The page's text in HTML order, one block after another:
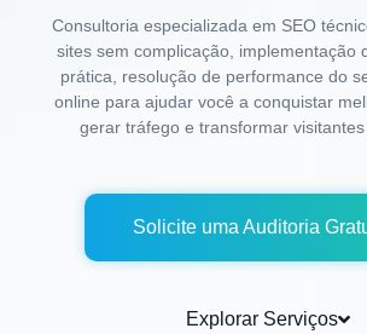
Consultoria especializada em SEO
sites sem complicação, implementação
prática, resolução de performance do
online para ajudar você a conquistar
gerar tráfego e transformar visitantes
Solicite uma Auditoria
Explorar Serviços